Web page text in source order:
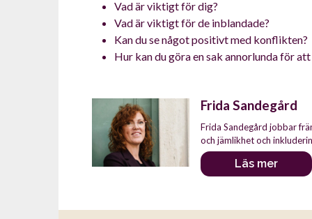
Vad är viktigt för dig?
Vad är viktigt för de inblandade?
Kan du se något positivt med konflikten?
Hur kan du göra en sak annorlunda för
Författare Frida Sandegård
Frida Sandegård jobbar
och jämlikhet och
Läs mer